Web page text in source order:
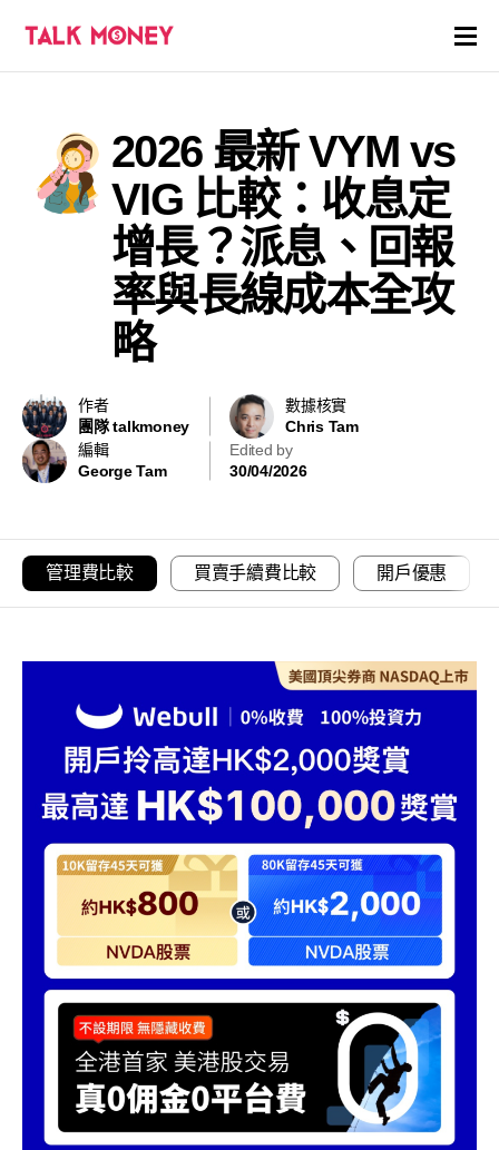
證券商評價
各種投資產品戶口
虛擬貨幣
關於
2026 最新 VYM vs
VIG 比較：收息定
增長？派息、回報
率與長線成本全攻
略
作者
團隊 talkmoney
數據核實
Chris Tam
編輯
George Tam
Edited by
30/04/2026
管理費比較 買賣手續費比較 開戶優惠